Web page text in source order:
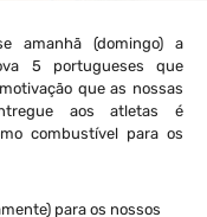
amanhã (domingo) a
5 portugueses que
que as nossas
aos atletas é
combustível para os
para os nossos